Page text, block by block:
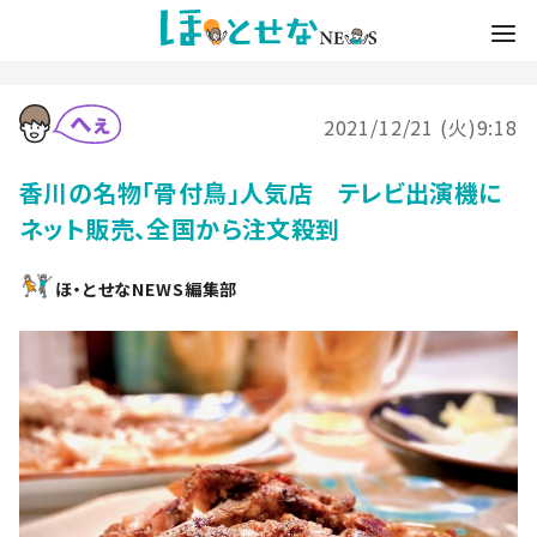
2021/12/21 (火)9:18
香川の名物「骨付鳥」人気店 テレビ出演機に
ネット販売、全国から注文殺到
ほ・とせなNEWS編集部